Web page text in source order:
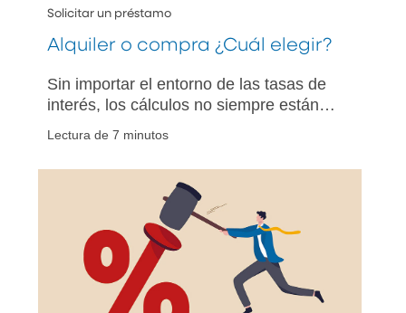
Solicitar un préstamo
Alquiler o compra ¿Cuál elegir?
Sin importar el entorno de las tasas de
interés, los cálculos no siempre están
Lectura de 7 minutos